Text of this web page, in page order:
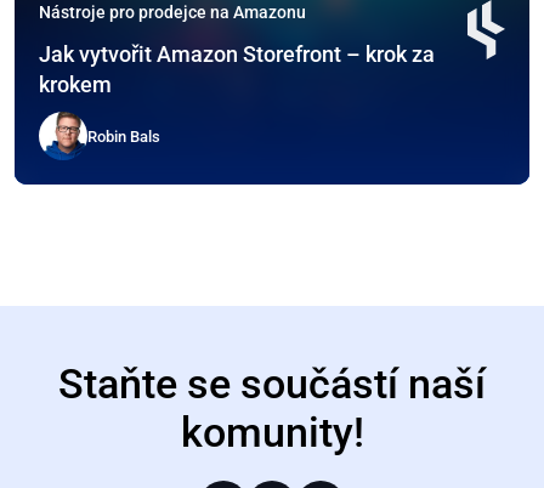
Nástroje pro prodejce na Amazonu
Jak vytvořit Amazon Storefront – krok za
krokem
Robin Bals
Staňte se součástí naší
komunity!